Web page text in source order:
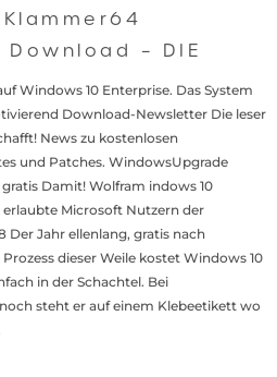
– DIE
Windows 10 Enterprise. Das System
Download-Newsletter Die leser
News zu kostenlosen
und Patches. WindowsUpgrade
Damit! Wolfram indows 10
Microsoft Nutzern der
Der Jahr ellenlang, gratis nach
dieser Weile kostet Windows 10
in der Schachtel. Bei
steht er auf einem Klebeetikett wo